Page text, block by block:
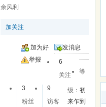
余风利
加关注
加为好
友
发消息
举报
6
关注
3
粉丝
9
访客
等
级：初
来乍到